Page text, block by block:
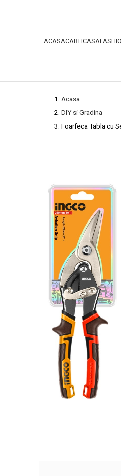
ACASACARTICASA
Acasa
DIY si Gradina
Foarfeca Tabla cu